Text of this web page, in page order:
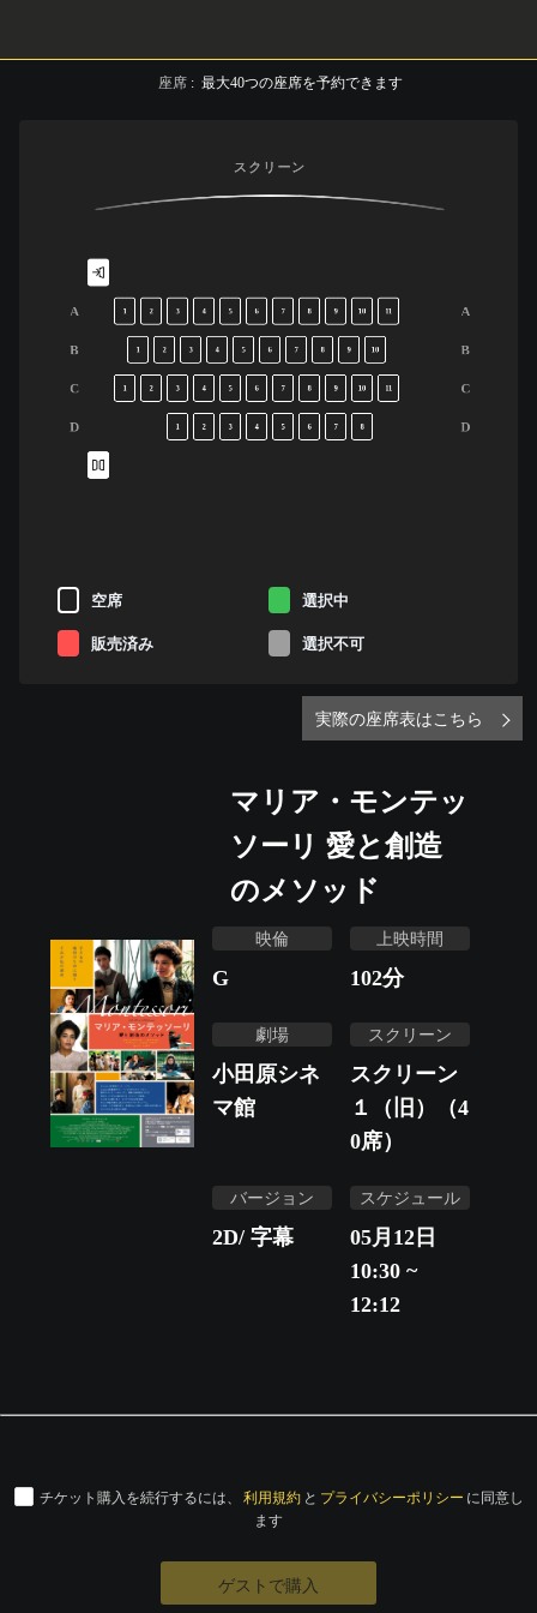
座席 : 最大40つの座席を予約できます
スクリーン
A
B
C
D
A
B
C
D
1 2 3 4 5 6 7 8 9 10 11
1 2 3 4 5 6 7 8 9 10
1 2 3 4 5 6 7 8 9 10 11
1 2 3 4 5 6 7 8
空席 選択中
販売済み 選択不可
実際の座席表はこちら
マリア・モンテッ
ソーリ 愛と創造
のメソッド
映倫
G
上映時間
102分
劇場
小田原シネ
マ館
スクリーン
スクリーン
１（旧）（4
0席）
バージョン
2D/ 字幕
スケジュール
05月12日
10:30 ~
12:12
チケット購入を続行するには、 利用規約 と プライバシーポリシー に同意し
ます
ゲストで購入